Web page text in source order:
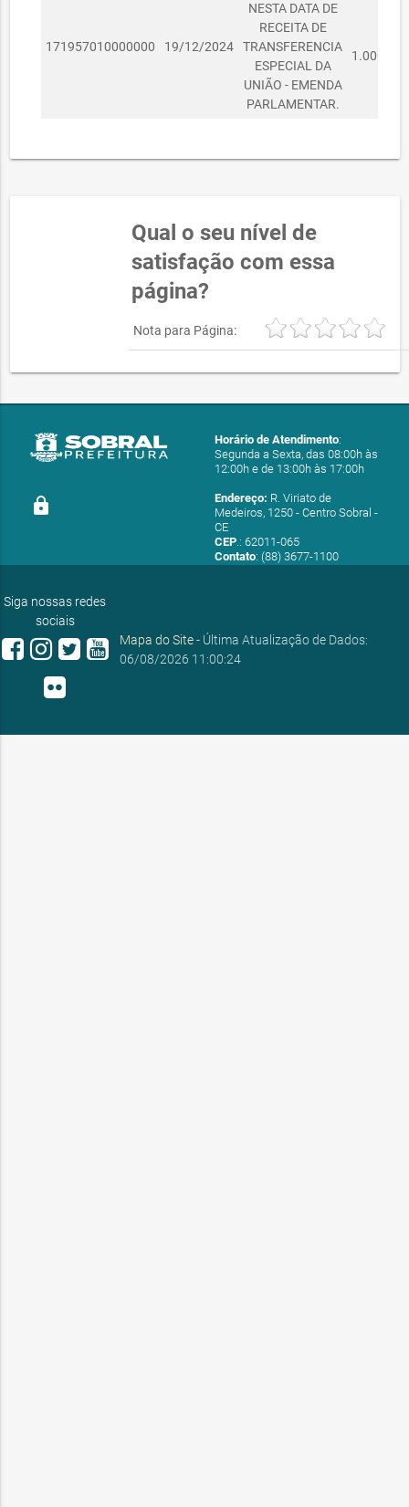
171957010000000 19/12/2024
NESTA DATA DE
RECEITA DE
TRANSFERENCIA
ESPECIAL DA
UNIÃO - EMENDA
PARLAMENTAR.
Qual o seu nível de
satisfação com essa
página?
Nota para Página:
lock
Horário de Atendimento:
Segunda a Sexta, das 08:00h às
12:00h e de 13:00h às 17:00h
Endereço: R. Viriato de
Medeiros, 1250 - Centro Sobral -
CE
CEP.: 62011-065
Contato: (88) 3677-1100
Siga nossas redes
sociais
Mapa do Site- Última Atualização de Dados:
06/08/2026 11:00:24